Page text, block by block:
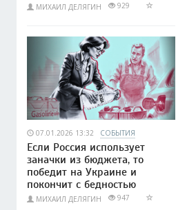
МИХАИЛ ДЕЛЯГИН 929
07.01.2026 13:32 СОБЫТИЯ
Если Россия использует
заначки из бюджета, то
победит на Украине и
покончит с бедностью
МИХАИЛ ДЕЛЯГИН 947